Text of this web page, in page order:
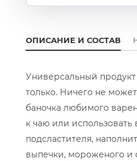
ОПИСАНИЕ И СОСТАВ
Универсальный
только. Ничего не
баночка любимого
к чаю или использовать
подсластителя,
выпечки, мороженого и